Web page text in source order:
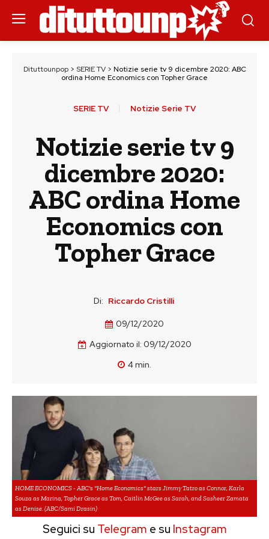
Dituttounpop> SERIE TV> Notizie serie tv 9 dicembre 2020: ABC
ordina Home Economics con Topher Grace
SERIE TV Notizie Serie TV
Notizie serie tv 9
dicembre 2020:
ABC ordina Home
Economics con
Topher Grace
Di: Riccardo Cristilli
09/12/2020
Aggiornato il: 09/12/2020
4min.
HOME ECONOMICS - ABC's "Home Economics" stars Jimmy Tatro as Connor, Karla
Souza as Marina, Topher Grace as Tom, Caitlin McGee as Sarah, and Sasheer Zamata
as Denise. (ABC/Sami Drasin)
Seguici su Telegram e su Instagram